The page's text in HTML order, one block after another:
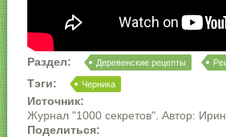
Раздел: Деревенские рецепты
Тэги: Черника
Источник:
Журнал "1000 секретов". Автор:
Поделиться: